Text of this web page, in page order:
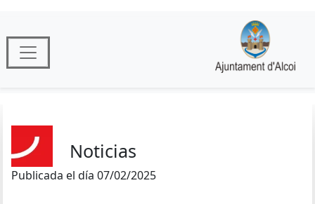
Noticias
Publicada el día 07/02/2025